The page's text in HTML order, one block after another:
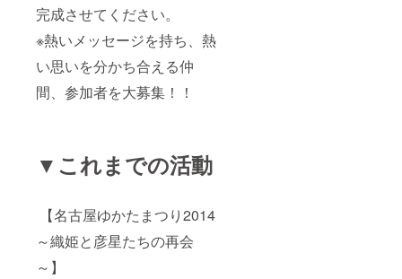
完成させてください。
※熱いメッセージを持ち、熱
い思いを分かち合える仲
間、参加者を大募集！！
▼これまでの活動
【名古屋ゆかたまつり2014
～織姫と彦星たちの再会
～】